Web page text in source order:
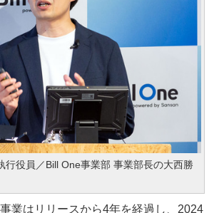
行役員／Bill One事業部 事業部長の大西勝
業はリリースから4年を経過し、2024